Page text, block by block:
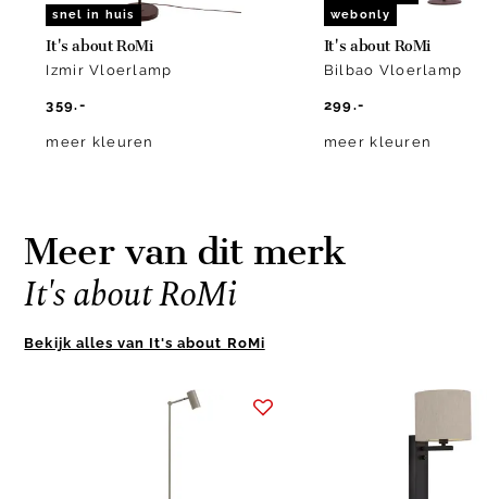
snel in huis
It's about RoMi
Izmir Vloerlamp
359.-
meer kleuren
webonly
It's about RoMi
Bilbao Vloerlamp
299.-
meer kleuren
Meer van dit merk
It's about RoMi
Bekijk alles van It's about RoMi